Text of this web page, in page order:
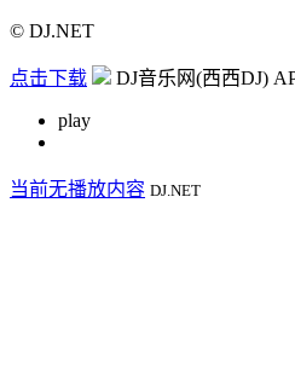
© DJ.NET
点击下载 DJ音乐网(西西DJ)
play
当前无播放内容 DJ.NET